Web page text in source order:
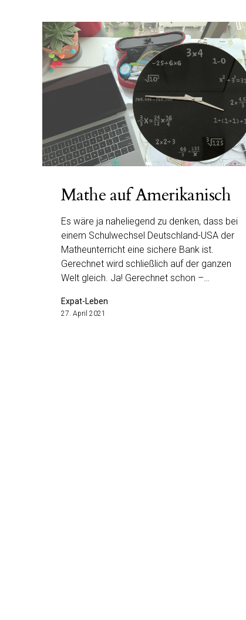
Mathe auf Amerikanisch
Es wäre ja naheliegend zu denken, dass bei
einem Schulwechsel Deutschland-USA der
Matheunterricht eine sichere Bank ist.
Gerechnet wird schließlich auf der ganzen
Welt gleich. Ja! Gerechnet schon –…
Expat-Leben
27. April 2021